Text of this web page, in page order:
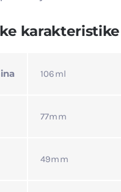
karakteristike
106ml
77mm
49mm